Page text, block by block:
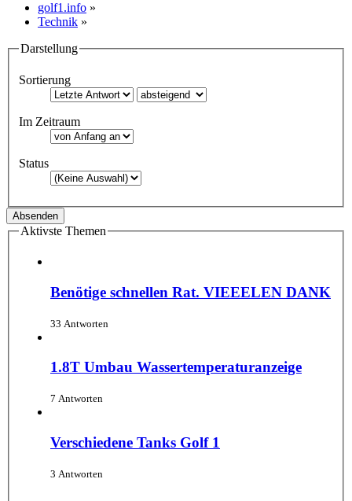
golf1.info »
Technik »
Darstellung
Sortierung
Im Zeitraum
Status
Aktivste Themen
Benötige schnellen Rat. VIEEELEN DANK
33 Antworten
1.8T Umbau Wassertemperaturanzeige
7 Antworten
Verschiedene Tanks Golf 1
3 Antworten